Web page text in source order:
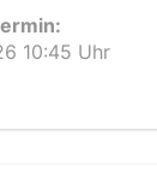
10:45 Uhr